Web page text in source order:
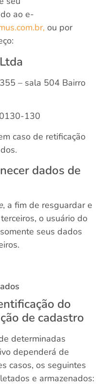
ao e-
ou por
– sala 504 Bairro
130
caso de retificação
dados de
, a fim de resguardar e
o usuário do
seus dados
do
de cadastro
determinadas
dependerá de
casos, os seguintes
e armazenados: